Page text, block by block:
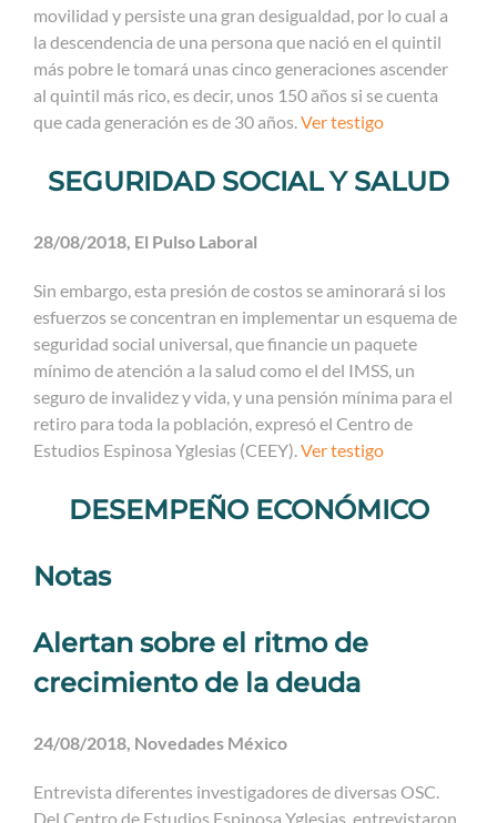
movilidad y persiste una gran desigualdad, por lo cual a
la descendencia de una persona que nació en el quintil
más pobre le tomará unas cinco generaciones ascender
al quintil más rico, es decir, unos 150 años si se cuenta
que cada generación es de 30 años.Ver testigo
SEGURIDAD SOCIAL Y SALUD
28/08/2018, El Pulso Laboral
Sin embargo, esta presión de costos se aminorará si los
esfuerzos se concentran en implementar un esquema de
seguridad social universal, que financie un paquete
mínimo de atención a la salud como el del IMSS, un
seguro de invalidez y vida, y una pensión mínima para el
retiro para toda la población, expresó el Centro de
Estudios Espinosa Yglesias (CEEY).Ver testigo
DESEMPEÑO ECONÓMICO
Notas
Alertan sobre el ritmo de
crecimiento de la deuda
24/08/2018, Novedades México
Entrevista diferentes investigadores de diversas OSC.
Del Centro de Estudios Espinosa Yglesias, entrevistaron